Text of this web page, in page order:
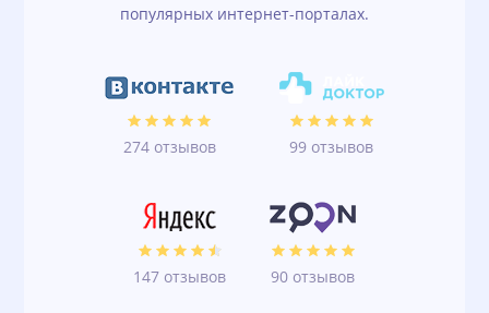
популярных интернет-порталах.
274 отзывов 99 отзывов
147 отзывов 90 отзывов